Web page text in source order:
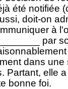
été notifiée
doit-on
à
par
dans une
Partant, elle
bonne foi.